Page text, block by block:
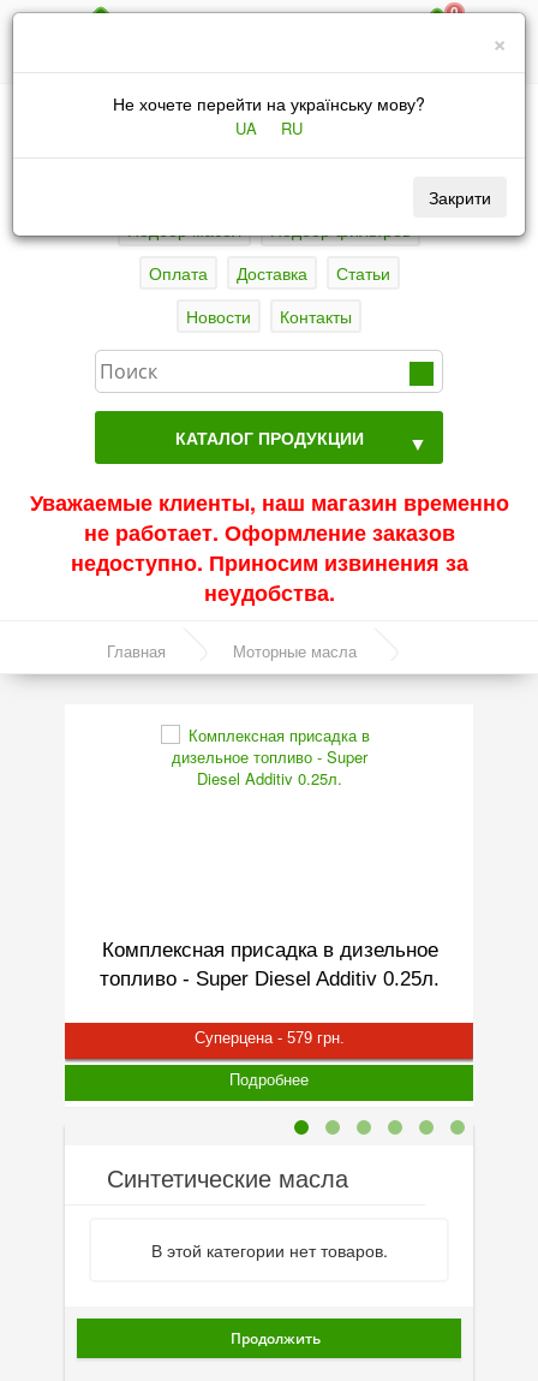
UA | RU
0
Оплата
Доставка
Статьи
Новости
Контакты
КАТАЛОГ ПРОДУКЦИИ ▼
▼
Уважаемые клиенты, наш магазин временно
не работает. Оформление заказов
недоступно. Приносим извинения за
неудобства.
Главная Моторные масла
Комплексная присадка в дизельное
топливо - Super Diesel Additiv 0.25л.
Суперцена - 579 грн.
Подробнее
×
Не хочете перейти на українську мову?
UA RU
Закрити
Синтетические масла
В этой категории нет товаров.
Продолжить